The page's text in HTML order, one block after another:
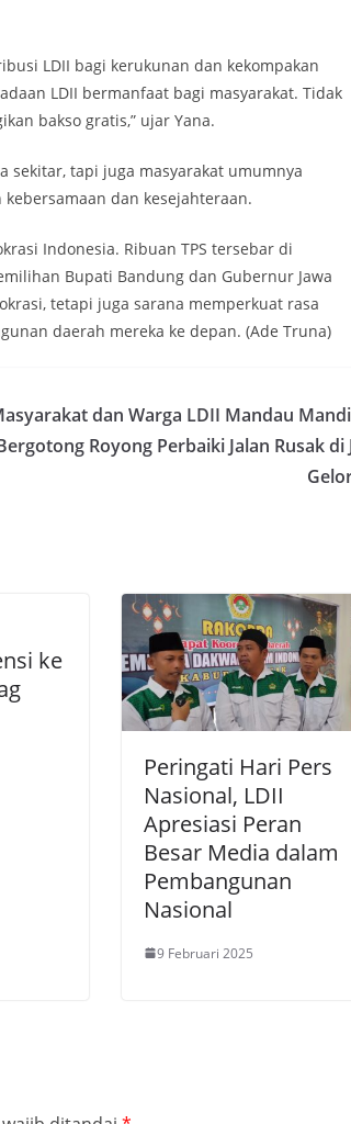
LDII bagi kerukunan dan kekompakan
LDII bermanfaat bagi masyarakat. Tidak
bakso gratis,” ujar Yana.
sekitar, tapi juga masyarakat umumnya
dan kesejahteraan.
Indonesia. Ribuan TPS tersebar di
Bupati Bandung dan Gubernur Jawa
tetapi juga sarana memperkuat rasa
daerah mereka ke depan. (Ade Truna)
dan Warga LDII Mandau
Royong Perbaiki Jalan Rusak di
ke
Peringati Hari Pers
Nasional, LDII
Apresiasi Peran
Besar Media dalam
Pembangunan
Nasional
9 Februari 2025